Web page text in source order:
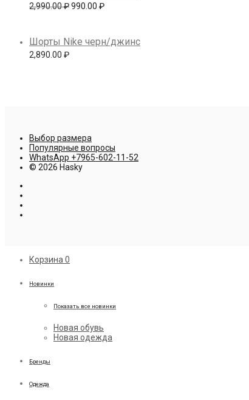
2,990.00₽Первоначальная цена составляла 2,990.00 ₽.
990.00 ₽Текущая цена: 990.00 ₽.
Шорты Nike черн/джинс
2,890.00 ₽
Выбор размера
Популярные вопросы
WhatsApp +7965-602-11-52
© 2026 Hasky
Корзина0
Новинки
Показать все новинки
Новая обувь
Новая одежда
Бренды
Одежда